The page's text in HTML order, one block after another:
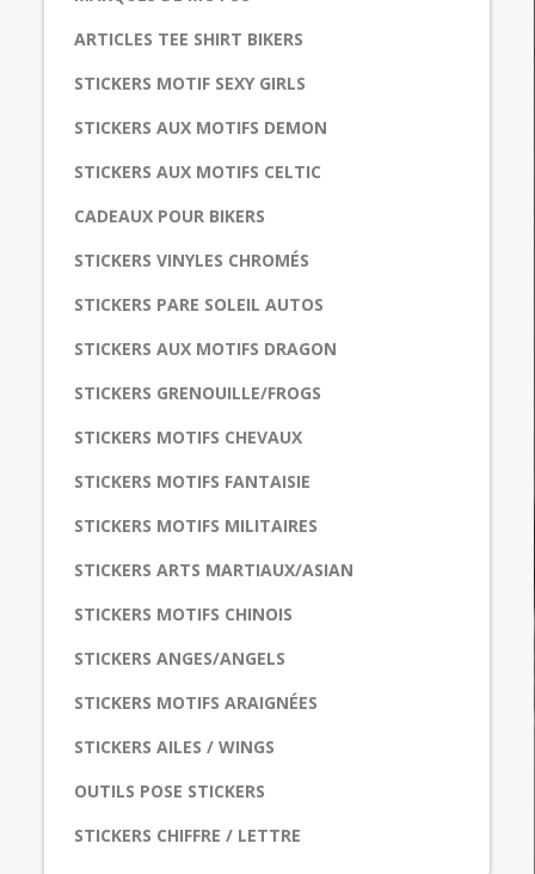
ARTICLES TEE SHIRT BIKERS
STICKERS MOTIF SEXY GIRLS
STICKERS AUX MOTIFS DEMON
STICKERS AUX MOTIFS CELTIC
CADEAUX POUR BIKERS
STICKERS VINYLES CHROMÉS
STICKERS PARE SOLEIL AUTOS
STICKERS AUX MOTIFS DRAGON
STICKERS GRENOUILLE/FROGS
STICKERS MOTIFS CHEVAUX
STICKERS MOTIFS FANTAISIE
STICKERS MOTIFS MILITAIRES
STICKERS ARTS MARTIAUX/ASIAN
STICKERS MOTIFS CHINOIS
STICKERS ANGES/ANGELS
STICKERS MOTIFS ARAIGNÉES
STICKERS AILES / WINGS
OUTILS POSE STICKERS
STICKERS CHIFFRE / LETTRE